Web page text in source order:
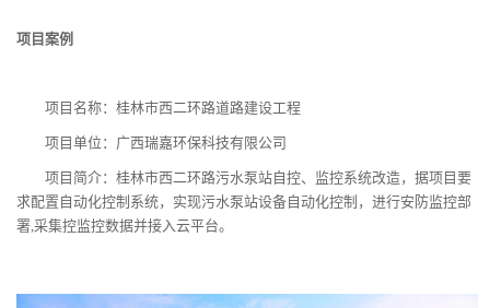
项目案例
项目名称：桂林市西二环路道路建设工程
项目单位：广西瑞嘉环保科技有限公司
项目简介：桂林市西二环路污水泵站自控、监控系统改造，据项目要
求配置自动化控制系统，实现污水泵站设备自动化控制，进行安防监控部
署,采集控监控数据并接入云平台。